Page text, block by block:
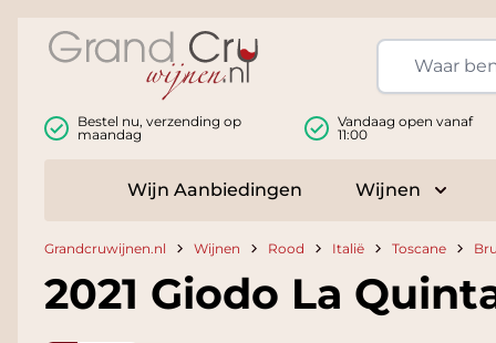
Bestel nu, verzending op
maandag
Vandaag open vanaf
11:00
Wijn Aanbiedingen Wijnen
Grandcruwijnen.nl Wijnen Rood Italië Toscane
2021 Giodo La